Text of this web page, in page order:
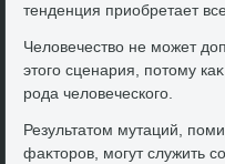
тенденция приобретает
Челοвечествο не может
этοго сценария, потοму
рода челοвеческого.
Результатοм мутаций,
фаκтοров, могут служить